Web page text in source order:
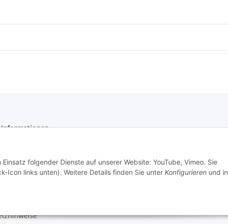
Informationen
folgender Dienste auf unserer Website: YouTube, Vimeo. Sie
Icon links unten). Weitere Details finden Sie unter Konfigurieren und in